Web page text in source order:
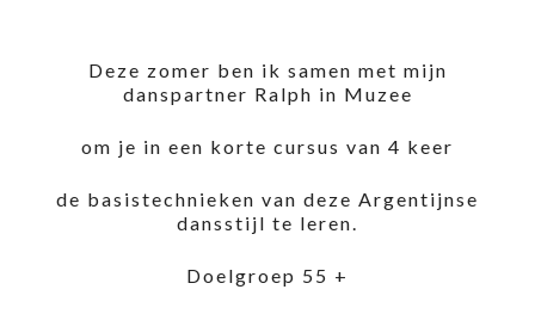
Deze zomer ben ik samen met mijn
danspartner Ralph in Muzee
om je in een korte cursus van 4 keer
de basistechnieken van deze Argentijnse
dansstijl te leren.
Doelgroep 55 +